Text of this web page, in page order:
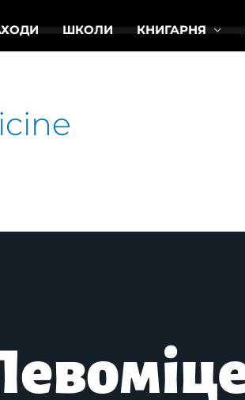
ШКОЛИ КНИГАРНЯ